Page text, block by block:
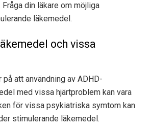
Fråga din läkare om möjliga
läkemedel.
och vissa
att användning av ADHD-
med vissa hjärtproblem kan vara
för vissa psykiatriska symtom kan
stimulerande läkemedel.